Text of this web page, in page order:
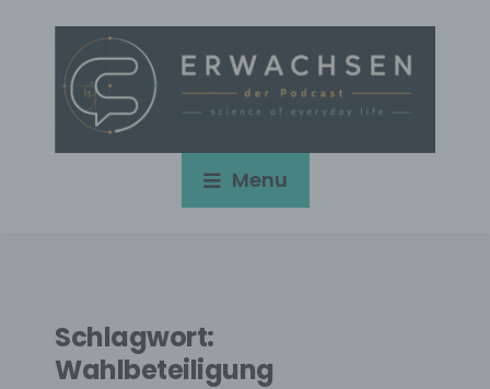
Menu
Schlagwort:
Wahlbeteiligung